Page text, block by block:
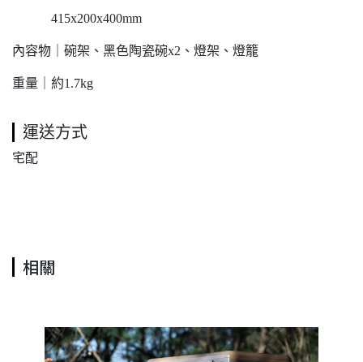
415x200x400mm
內容物｜碗架、黑色陶瓷碗x2、燈架、燈籠
重量｜約1.7kg
運送方式
宅配
相關